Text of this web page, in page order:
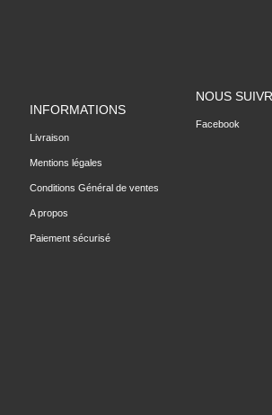
INFORMATIONS
Livraison
Mentions légales
Conditions Général de ventes
A propos
Paiement sécurisé
NOUS
Facebook